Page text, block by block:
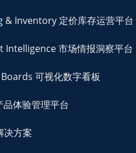
& Inventory 定价库存运营平台
Intelligence 市场情报洞察平台
可视化数字看板
体验管理平台
决方案